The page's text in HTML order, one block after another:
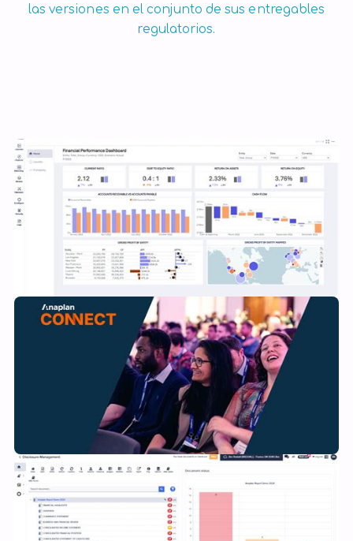
las versiones en el conjunto de sus entregables
regulatorios.